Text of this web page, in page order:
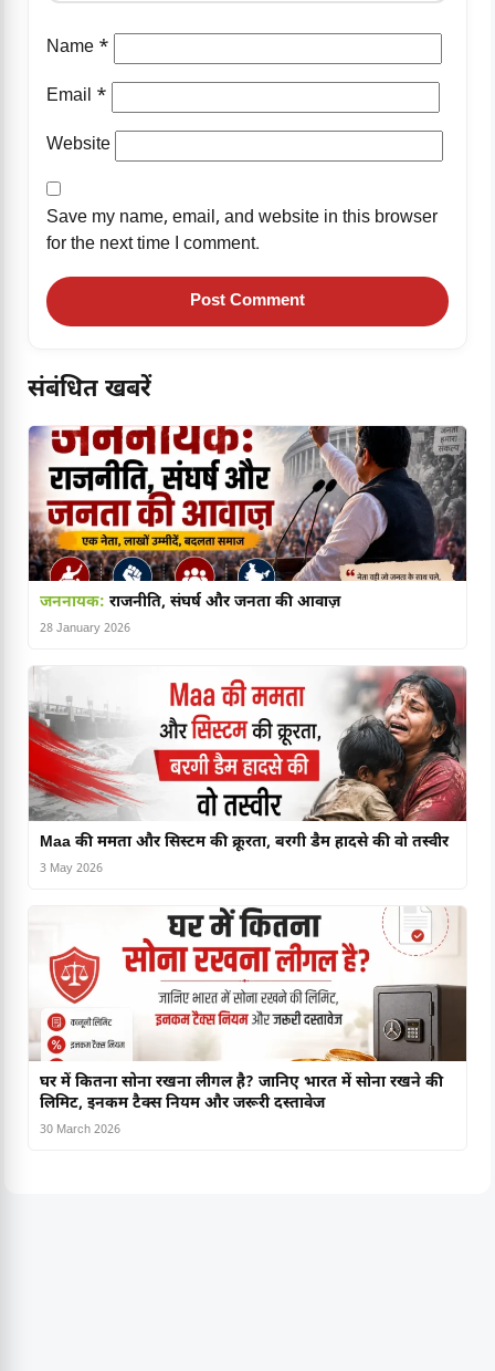
Name *
Email *
Website
Save my name, email, and website in this browser
for the next time I comment.
संबंधित खबरें
जननायक: राजनीति, संघर्ष और जनता की आवाज़
28 January 2026
Maa की ममता और सिस्टम की क्रूरता, बरगी डैम हादसे की वो तस्वीर
3 May 2026
घर में कितना सोना रखना लीगल है? जानिए भारत में सोना रखने की
लिमिट, इनकम टैक्स नियम और जरूरी दस्तावेज
30 March 2026